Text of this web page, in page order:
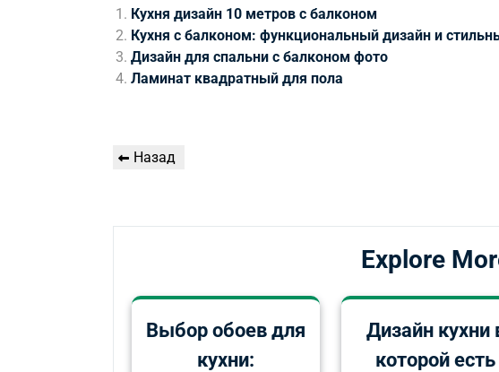
Кухня дизайн 10 метров с балконом
Кухня с балконом: функциональный дизайн и
Дизайн для спальни с балконом фото
Ламинат квадратный для пола
Навигация
записям
Предыдущая
Назад
Explore
Выбор обоев для
кухни:
Дизайн кухни
которой есть